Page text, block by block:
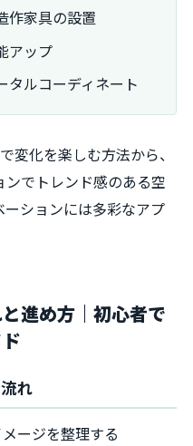
作家具の設置
アップ
タルコーディネート
変化を楽しむ方法から、
でトレンド感のある空
ションには多彩なアプ
進め方｜初心者で
れ
ージを整理する